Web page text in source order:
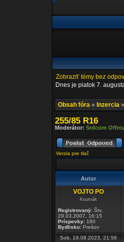
Zobraziť témy bez
Dnes je piatok 7.
Obsah fóra » Inzercia »
255/85 R16
Moderátor: Srdcom
Verzia pre tlač
Autor
VOJTO PO
Koumák
Registrovaný: Štv,
29.03.2007, 16:15
Príspevky: 180
Bydlisko: Prešov
Sob, 19.08.2023, 21:58